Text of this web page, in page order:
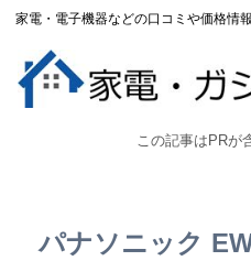
家電・電子機器などの口コミや価格情
この記事はPRが
パナソニック